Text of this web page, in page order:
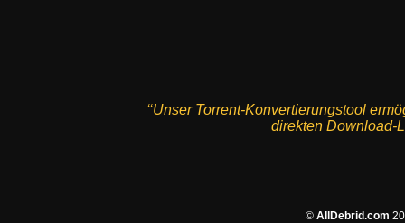
‘‘Unser Torrent-Konvertierungstool
direkten Download-
© AllDebrid.com